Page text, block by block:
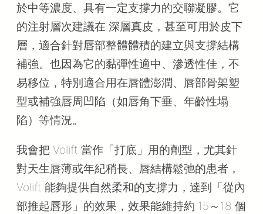
於中等濃度、具有一定支撐力的交聯凝膠。它
的注射層次建議在 深層真皮，甚至可用於皮下
層，適合針對唇部整體體積的建立與支撐結構
補強。也因為它的黏彈性適中、滲透性佳，不
易移位，特別適合用在唇體澎潤、唇部骨架塑
型或補強唇周凹陷（如唇角下垂、年齡性塌
陷）等情況。
我會把 Volift 當作「打底」用的劑型，尤其針
對天生唇薄或年紀稍長、唇結構鬆弛的患者，
Volift 能夠提供自然柔和的支撐力，達到「從內
部推起唇形」的效果，效果能維持約 15～18 個